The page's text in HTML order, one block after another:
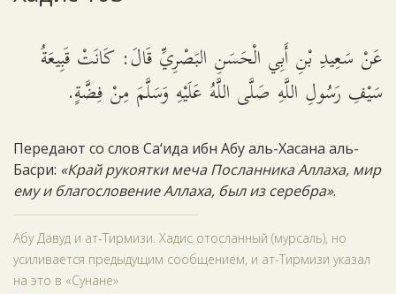
عَنْ سَعِيدِ بْنِ أَبِي الْحَسَنِ البَصْرِيِّ قَالَ: كَانَتْ قَبِيعَةُ
سَيْفِ رَسُولِ اللَّهِ صَلَّى اللَّهُ عَلَيْهِ وَسَلَّمَ مِنْ فِضَّةٍ.
Передают со слов Са‘ида ибн Абу аль-Хасана аль-
Басри: «Край рукоятки меча Посланника Аллаха, мир
ему и благословение Аллаха, был из серебра».
Абу Давуд и ат-Тирмизи. Хадис отосланный (мурсаль), но
усиливается предыдущим сообщением, и ат-Тирмизи указал
на это в «Сунане»